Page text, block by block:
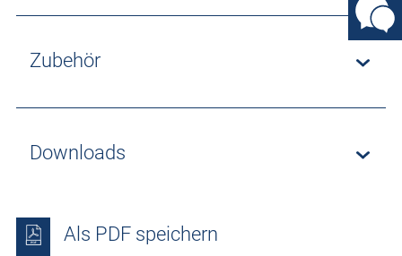
Zubehör
Downloads
Als PDF speichern